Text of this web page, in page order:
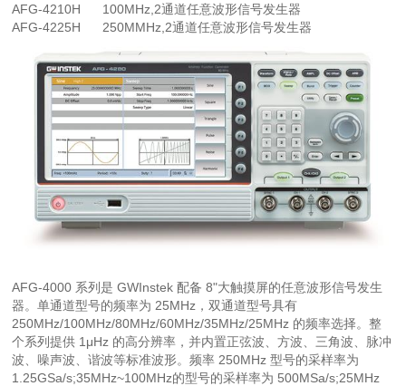
AFG-4210H 100MHz,2通道任意波形信号发生器
AFG-4225H 250MMHz,2通道任意波形信号发生器
AFG-4000 系列是 GWInstek 配备 8"大触摸屏的任意波形信号发生
器。单通道型号的频率为 25MHz，双通道型号具有
250MHz/100MHz/80MHz/60MHz/35MHz/25MHz 的频率选择。整
个系列提供 1μHz 的高分辨率，并内置正弦波、方波、三角波、脉冲
波、噪声波、谐波等标准波形。频率 250MHz 型号的采样率为
1.25GSa/s;35MHz~100MHz的型号的采样率为 500MSa/s;25MHz